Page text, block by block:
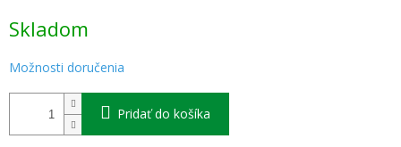
cena:
Skladom
Možnosti doručenia
Pridať do košíka